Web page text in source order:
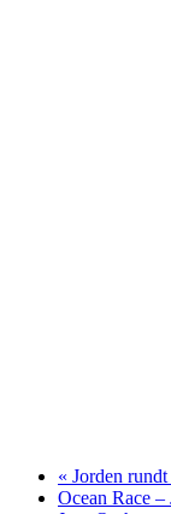
« Jorden
Ocean Race